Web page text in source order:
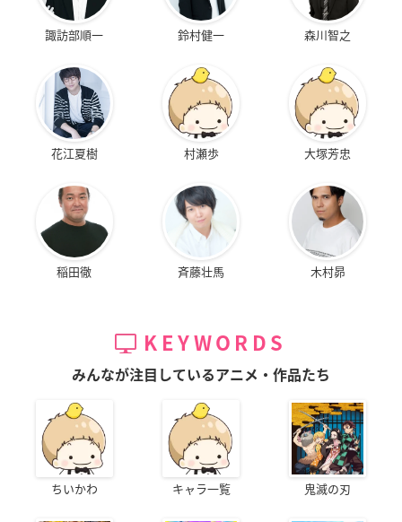
諏訪部順一 鈴村健一 森川智之
花江夏樹 村瀬歩 大塚芳忠
稲田徹 斉藤壮馬 木村昴
KEYWORDS
みんなが注目しているアニメ・作品たち
ちいかわ キャラ一覧 鬼滅の刃